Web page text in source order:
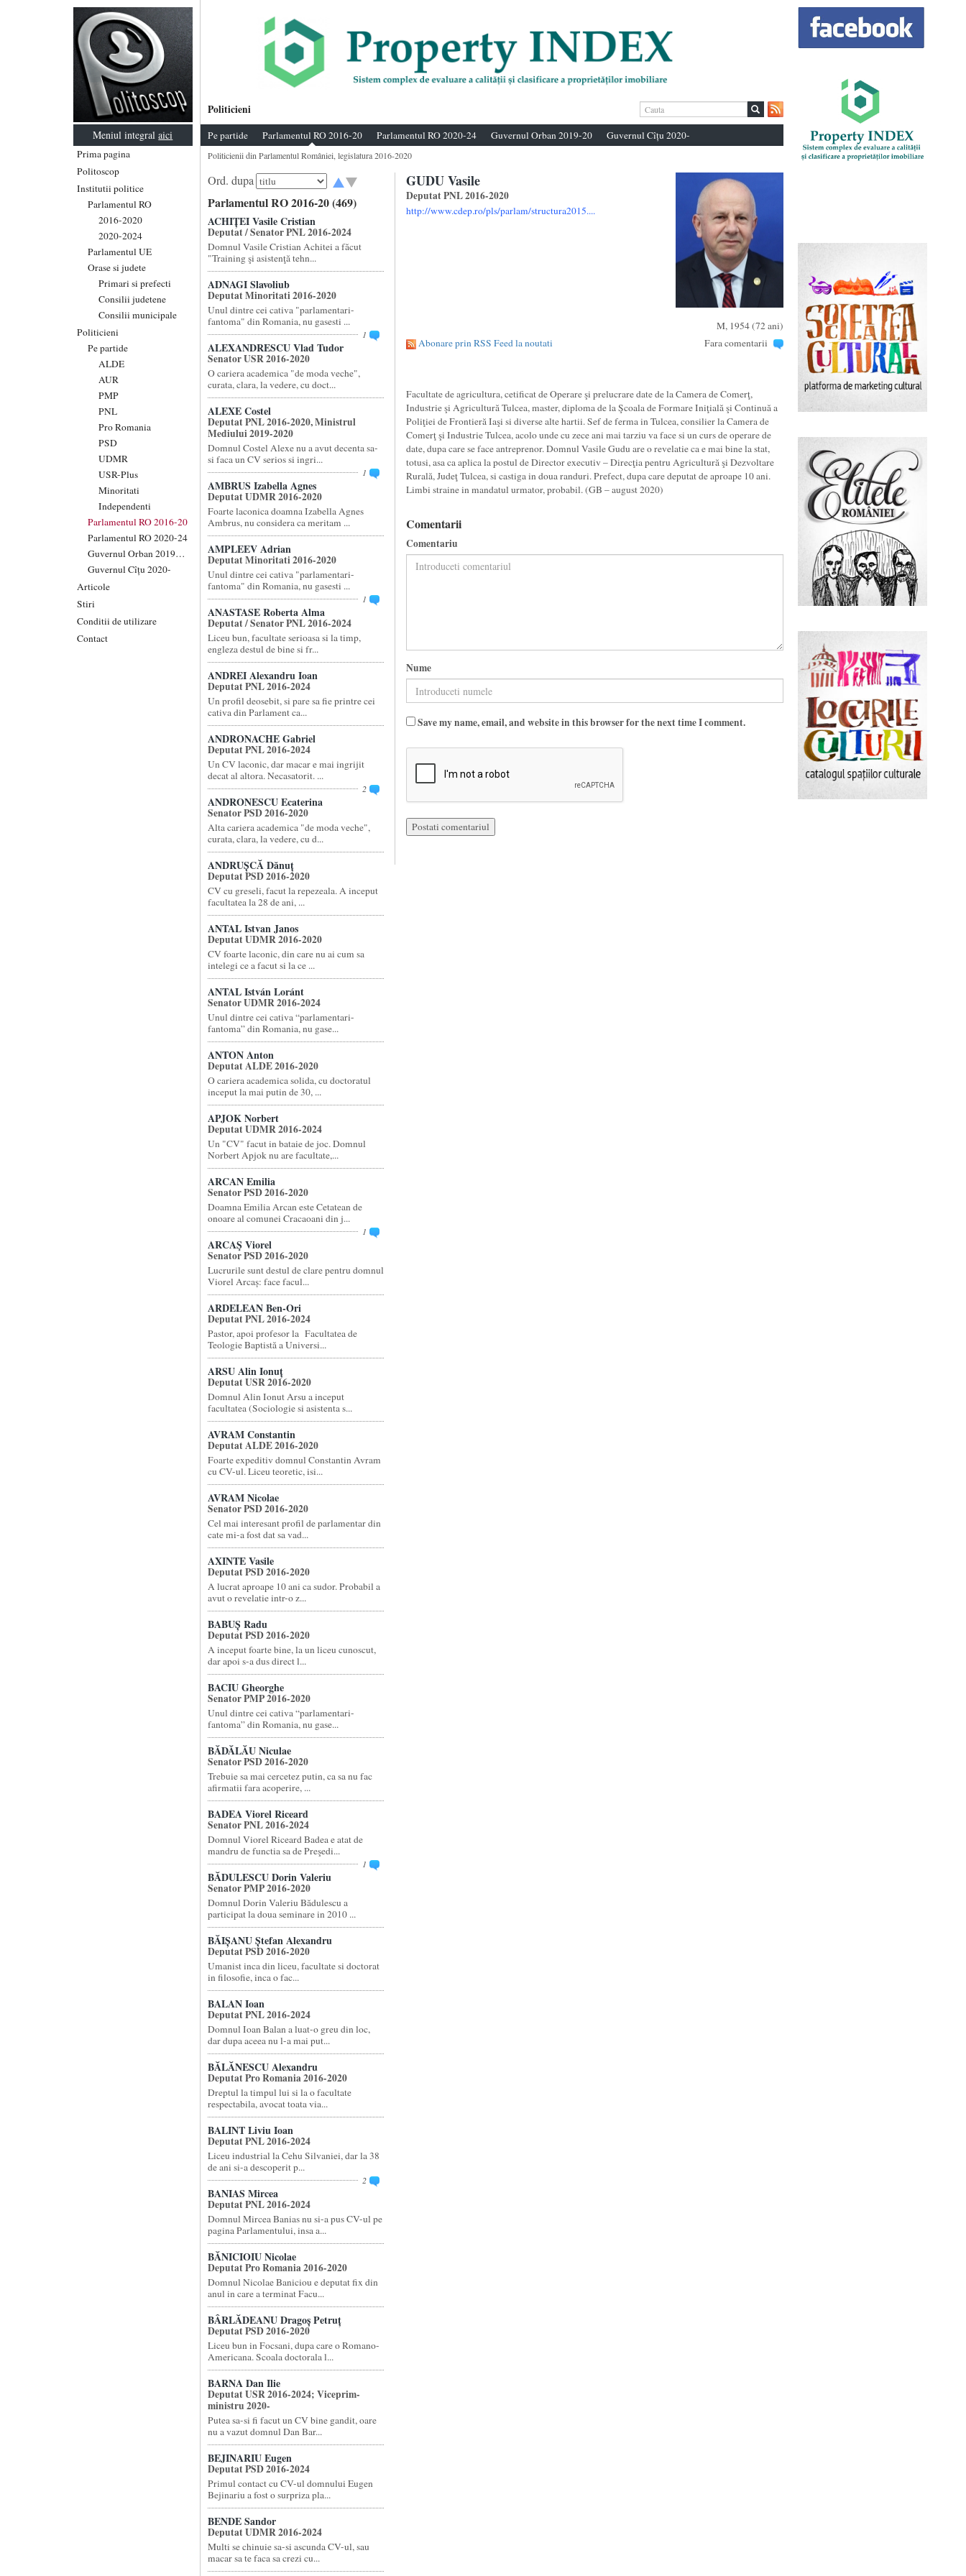
Meniul integralaici
Prima pagina
Politoscop
Institutii politice
Parlamentul RO
2016-2020
2020-2024
Parlamentul UE
Orase si judete
Primari si prefecti
Consilii judetene
Consilii municipale
Politicieni
Pe partide
ALDE
AUR
PMP
PNL
Pro Romania
PSD
UDMR
USR-Plus
Minoritati
Independenti
Parlamentul RO 2016-20
Parlamentul RO 2020-24
Guvernul Orban 2019-20
Guvernul Cîțu 2020-
Articole
Stiri
Conditii de utilizare
Contact
Politicieni
Pe partide Parlamentul RO 2016-20 Parlamentul RO 2020-24 Guvernul Orban 2019-20 Guvernul Cîțu 2020-
Politicienii din Parlamentul României, legislatura 2016-2020
Ord. dupa
Parlamentul RO 2016-20 (469)
ACHIȚEI Vasile Cristian
Deputat / Senator PNL 2016-2024
Domnul Vasile Cristian Achitei a făcut
"Training şi asistenţă tehn...
ADNAGI Slavoliub
Deputat Minoritati 2016-2020
Unul dintre cei cativa "parlamentari-
fantoma" din Romania, nu gasesti ...
1
ALEXANDRESCU Vlad Tudor
Senator USR 2016-2020
O cariera academica "de moda veche",
curata, clara, la vedere, cu doct...
ALEXE Costel
Deputat PNL 2016-2020, Ministrul
Mediului 2019-2020
Domnul Costel Alexe nu a avut decenta sa-
si faca un CV serios si ingri...
1
AMBRUS Izabella Agnes
Deputat UDMR 2016-2020
Foarte laconica doamna Izabella Agnes
Ambrus, nu considera ca meritam ...
AMPLEEV Adrian
Deputat Minoritati 2016-2020
Unul dintre cei cativa "parlamentari-
fantoma" din Romania, nu gasesti ...
1
ANASTASE Roberta Alma
Deputat / Senator PNL 2016-2024
Liceu bun, facultate serioasa si la timp,
engleza destul de bine si fr...
ANDREI Alexandru Ioan
Deputat PNL 2016-2024
Un profil deosebit, si pare sa fie printre cei
cativa din Parlament ca...
ANDRONACHE Gabriel
Deputat PNL 2016-2024
Un CV laconic, dar macar e mai ingrijit
decat al altora. Necasatorit. ...
2
ANDRONESCU Ecaterina
Senator PSD 2016-2020
Alta cariera academica "de moda veche",
curata, clara, la vedere, cu d...
ANDRUȘCĂ Dănuț
Deputat PSD 2016-2020
CV cu greseli, facut la repezeala. A inceput
facultatea la 28 de ani, ...
ANTAL Istvan Janos
Deputat UDMR 2016-2020
CV foarte laconic, din care nu ai cum sa
intelegi ce a facut si la ce ...
ANTAL István Loránt
Senator UDMR 2016-2024
Unul dintre cei cativa “parlamentari-
fantoma” din Romania, nu gase...
ANTON Anton
Deputat ALDE 2016-2020
O cariera academica solida, cu doctoratul
inceput la mai putin de 30, ...
APJOK Norbert
Deputat UDMR 2016-2024
Un "CV" facut in bataie de joc. Domnul
Norbert Apjok nu are facultate,...
ARCAN Emilia
Senator PSD 2016-2020
Doamna Emilia Arcan este Cetatean de
onoare al comunei Cracaoani din j...
1
ARCAŞ Viorel
Senator PSD 2016-2020
Lucrurile sunt destul de clare pentru domnul
Viorel Arcaș: face facul...
ARDELEAN Ben-Ori
Deputat PNL 2016-2024
Pastor, apoi profesor la Facultatea de
Teologie Baptistă a Universi...
ARSU Alin Ionuț
Deputat USR 2016-2020
Domnul Alin Ionut Arsu a inceput
facultatea (Sociologie si asistenta s...
AVRAM Constantin
Deputat ALDE 2016-2020
Foarte expeditiv domnul Constantin Avram
cu CV-ul. Liceu teoretic, isi...
AVRAM Nicolae
Senator PSD 2016-2020
Cel mai interesant profil de parlamentar din
cate mi-a fost dat sa vad...
AXINTE Vasile
Deputat PSD 2016-2020
A lucrat aproape 10 ani ca sudor. Probabil a
avut o revelatie intr-o z...
BABUȘ Radu
Deputat PSD 2016-2020
A inceput foarte bine, la un liceu cunoscut,
dar apoi s-a dus direct l...
BACIU Gheorghe
Senator PMP 2016-2020
Unul dintre cei cativa “parlamentari-
fantoma” din Romania, nu gase...
BĂDĂLĂU Niculae
Senator PSD 2016-2020
Trebuie sa mai cercetez putin, ca sa nu fac
afirmatii fara acoperire, ...
BADEA Viorel Riceard
Senator PNL 2016-2024
Domnul Viorel Riceard Badea e atat de
mandru de functia sa de Preşedi...
1
BĂDULESCU Dorin Valeriu
Senator PMP 2016-2020
Domnul Dorin Valeriu Bădulescu a
participat la doua seminare in 2010 ...
BĂIȘANU Ștefan Alexandru
Deputat PSD 2016-2020
Umanist inca din liceu, facultate si doctorat
in filosofie, inca o fac...
BALAN Ioan
Deputat PNL 2016-2024
Domnul Ioan Balan a luat-o greu din loc,
dar dupa aceea nu l-a mai put...
BĂLĂNESCU Alexandru
Deputat Pro Romania 2016-2020
Dreptul la timpul lui si la o facultate
respectabila, avocat toata via...
BALINT Liviu Ioan
Deputat PNL 2016-2024
Liceu industrial la Cehu Silvaniei, dar la 38
de ani si-a descoperit p...
2
BANIAS Mircea
Deputat PNL 2016-2024
Domnul Mircea Banias nu si-a pus CV-ul pe
pagina Parlamentului, insa a...
BĂNICIOIU Nicolae
Deputat Pro Romania 2016-2020
Domnul Nicolae Baniciou e deputat fix din
anul in care a terminat Facu...
BÂRLĂDEANU Dragoș Petruț
Deputat PSD 2016-2020
Liceu bun in Focsani, dupa care o Romano-
Americana. Scoala doctorala l...
BARNA Dan Ilie
Deputat USR 2016-2024; Viceprim-
ministru 2020-
Putea sa-si fi facut un CV bine gandit, oare
nu a vazut domnul Dan Bar...
BEJINARIU Eugen
Deputat PSD 2016-2024
Primul contact cu CV-ul domnului Eugen
Bejinariu a fost o surpriza pla...
BENDE Sandor
Deputat UDMR 2016-2024
Multi se chinuie sa-si ascunda CV-ul, sau
macar sa te faca sa crezi cu...
GUDU Vasile
Deputat PNL 2016-2020
http://www.cdep.ro/pls/parlam/structura2015....
M, 1954 (72 ani)
Abonare prin RSS Feed la noutati
Fara comentarii
Facultate de agricultura, cetificat de Operare şi prelucrare date de la Camera de Comerţ,
Industrie şi Agricultură Tulcea, master, diploma de la Şcoala de Formare Iniţială şi Continuă a
Poliţiei de Frontieră Iaşi si diverse alte hartii. Sef de ferma in Tulcea, consilier la Camera de
Comerţ şi Industrie Tulcea, acolo unde cu zece ani mai tarziu va face si un curs de operare de
date, dupa care se face antreprenor. Domnul Vasile Gudu are o revelatie ca e mai bine la stat,
totusi, asa ca aplica la postul de Director executiv – Direcţia pentru Agricultură şi Dezvoltare
Rurală, Judeţ Tulcea, si castiga in doua randuri. Prefect, dupa care deputat de aproape 10 ani.
Limbi straine in mandatul urmator, probabil. (GB – august 2020)
Comentarii
Comentariu
Nume
Save my name, email, and website in this browser for the next time I comment.